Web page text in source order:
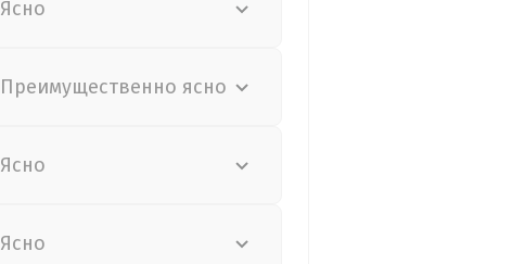
Ясно
Преимущественно ясно
Ясно
Ясно